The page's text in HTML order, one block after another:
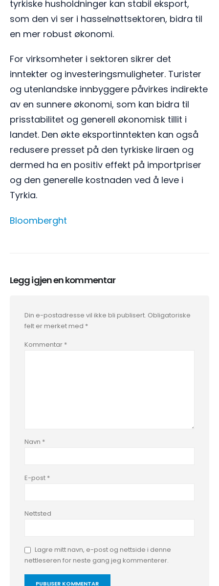
tyrkiske husholdninger kan stabil eksport,
som den vi ser i hasselnøttsektoren, bidra til
en mer robust økonomi.
For virksomheter i sektoren sikrer det
inntekter og investeringsmuligheter. Turister
og utenlandske innbyggere påvirkes indirekte
av en sunnere økonomi, som kan bidra til
prisstabilitet og generell økonomisk tillit i
landet. Den økte eksportinntekten kan også
redusere presset på den tyrkiske liraen og
dermed ha en positiv effekt på importpriser
og den generelle kostnaden ved å leve i
Tyrkia.
Bloomberght
Legg igjen en kommentar
Din e-postadresse vil ikke bli publisert. Obligatoriske
felt er merket med *
Kommentar *
Navn *
E-post *
Nettsted
Lagre mitt navn, e-post og nettside i denne
nettleseren for neste gang jeg kommenterer.